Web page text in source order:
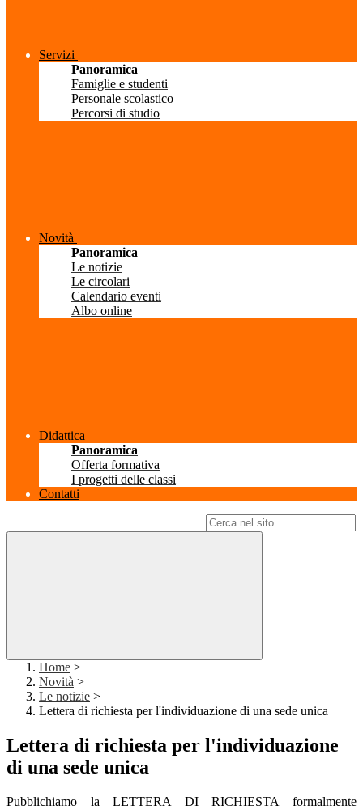
Servizi
Panoramica
Famiglie e studenti
Personale scolastico
Percorsi di studio
Novità
Panoramica
Le notizie
Le circolari
Calendario eventi
Albo online
Didattica
Panoramica
Offerta formativa
I progetti delle classi
Contatti
Home >
Novità >
Le notizie >
Lettera di richiesta per l'individuazione di una sede unica
Lettera di richiesta per l'individuazione
di una sede unica
Pubblichiamo la LETTERA DI RICHIESTA formalmente